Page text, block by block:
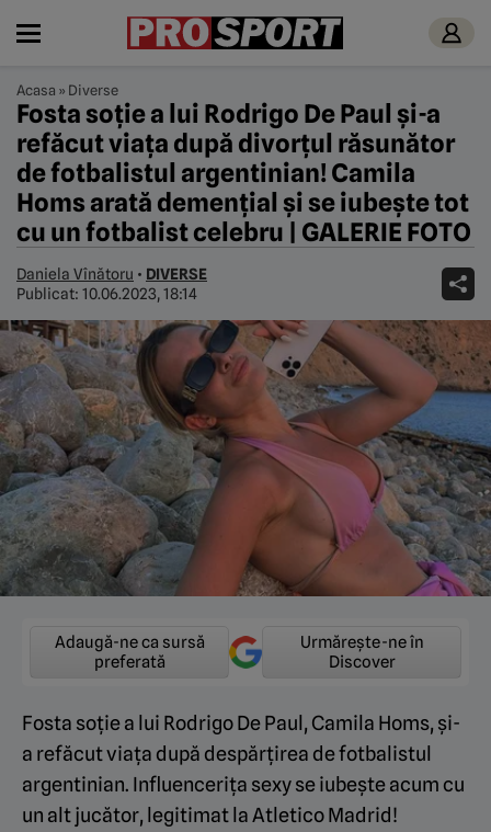
Acasa » Diverse
Fosta soție a lui Rodrigo De Paul și-a
refăcut viața după divorțul răsunător
de fotbalistul argentinian! Camila
Homs arată demențial și se iubește tot
cu un fotbalist celebru | GALERIE FOTO
Daniela Vînătoru • DIVERSE
Publicat: 10.06.2023, 18:14
Adaugă-ne ca sursă
preferată
Urmărește-ne în
Discover
Fosta soție a lui Rodrigo De Paul, Camila Homs, și-
a refăcut viața după despărțirea de fotbalistul
argentinian. Influencerița sexy se iubește acum cu
un alt jucător, legitimat la Atletico Madrid!